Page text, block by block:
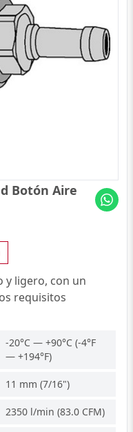
Botón Aire
y ligero, con un
requisitos
-20°C — +90°C (-4°F
— +194°F)
11 mm (7/16")
2350 l/min (83.0 CFM)